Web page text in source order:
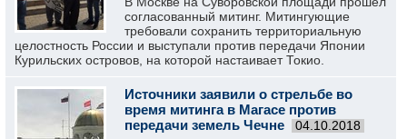
согласованный митинг. Митингующие
требовали сохранить территориальную
целостность России и выступали против передачи Японии
Курильских островов, на которой настаивает Токио.
Источники заявили о стрельбе во
время митинга в Магасе против
передачи земель Чечне
04.10.2018